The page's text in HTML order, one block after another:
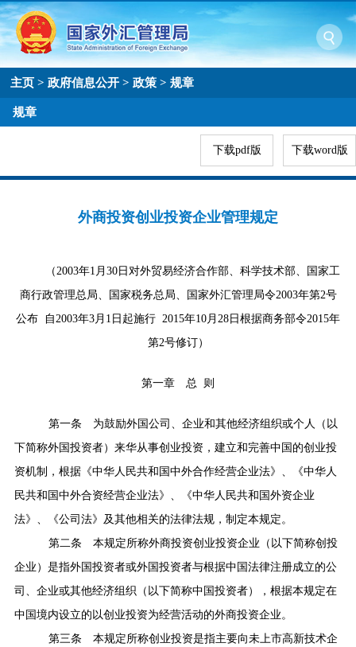
主页 >政府信息公开 >政策 >规章
规章
下载word版
下载pdf版
外商投资创业投资企业管理规定
（ 2003年1 月30 日对外贸易经济合作部、科学技术部、国家工
商行政管理总局、国家税务总局、国家外汇管理局令2003年第2号
公布
自 2003年3 月 1 日起施行 2015年10 月 28 日根据商务部令2015年
第2号修订）
第一章 总 则
第一条 为鼓励外国公司、企业和其他经济组织或个人（以
下简称外国投资者）来华从事创业投资，建立和完善中国的创业投
资机制，根据《中华人民共和国中外合作经营企业法》、《中华人
民共和国中外合资经营企业法》、《中华人民共和国外资企业
法》、《公司法》及其他相关的法律法规，制定本规定。
第二条 本规定所称外商投资创业投资企业（以下简称创投
企业）是指外国投资者或外国投资者与根据中国法律注册成立的公
司、企业或其他经济组织（以下简称中国投资者），根据本规定在
中国境内设立的以创业投资为经营活动的外商投资企业。
第三条 本规定所称创业投资是指主要向未上市高新技术企